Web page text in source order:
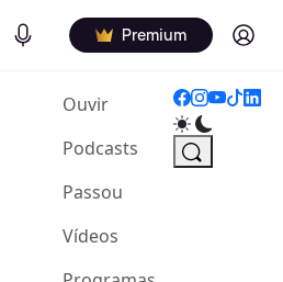
Podcasts Premium Log in
Ouvir(current)
Podcasts
Passou
Vídeos